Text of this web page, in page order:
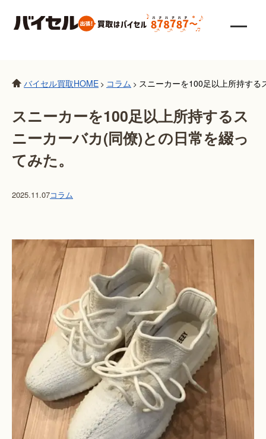
バイセル買取HOME > コラム > スニーカーを100足以上所持す
スニーカーを100足以上所持するス
ニーカーバカ(同僚)との日常を綴っ
てみた。
2025.11.07コラム